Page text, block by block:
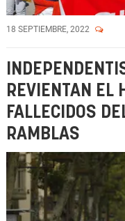
18 SEPTIEMBRE, 2022
REVIENTAN EL
FALLECIDOS
RAMBLAS